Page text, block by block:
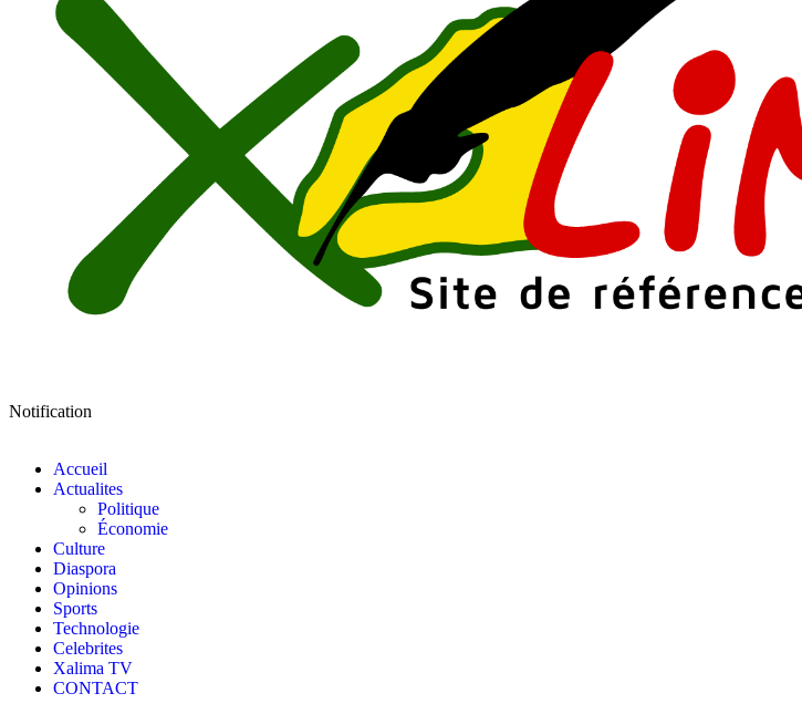
Notification
Accueil
Actualites
Politique
Économie
Culture
Diaspora
Opinions
Sports
Technologie
Celebrites
Xalima TV
CONTACT